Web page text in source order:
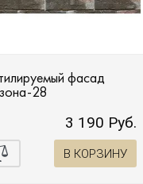
фасад
28
3 190 Руб.
В КОРЗИНУ